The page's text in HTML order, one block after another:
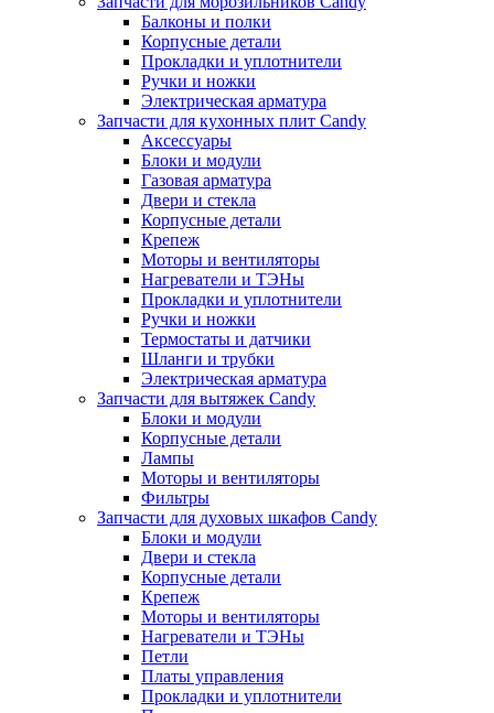
Балконы и полки
Корпусные детали
Прокладки и уплотнители
Ручки и ножки
Электрическая арматура
Запчасти для кухонных плит Candy
Аксессуары
Блоки и модули
Газовая арматура
Двери и стекла
Корпусные детали
Крепеж
Моторы и вентиляторы
Нагреватели и ТЭНы
Прокладки и уплотнители
Ручки и ножки
Термостаты и датчики
Шланги и трубки
Электрическая арматура
Запчасти для вытяжек Candy
Блоки и модули
Корпусные детали
Лампы
Моторы и вентиляторы
Фильтры
Запчасти для духовых шкафов Candy
Блоки и модули
Двери и стекла
Корпусные детали
Крепеж
Моторы и вентиляторы
Нагреватели и ТЭНы
Петли
Платы управления
Прокладки и уплотнители